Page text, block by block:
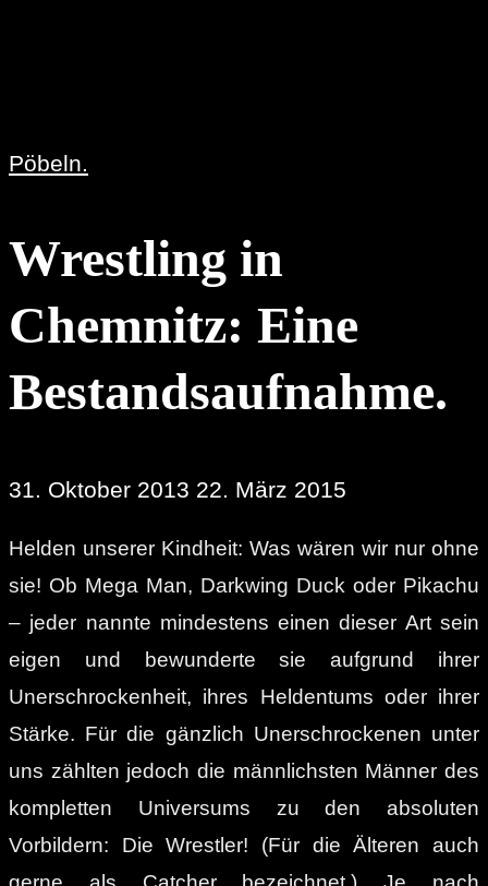
Pöbeln.
Wrestling in
Chemnitz: Eine
Bestandsaufnahme.
31. Oktober 2013 22. März 2015
Helden unserer Kindheit: Was wären wir nur ohne
sie! Ob Mega Man, Darkwing Duck oder Pikachu
– jeder nannte mindestens einen dieser Art sein
eigen und bewunderte sie aufgrund ihrer
Unerschrockenheit, ihres Heldentums oder ihrer
Stärke. Für die gänzlich Unerschrockenen unter
uns zählten jedoch die männlichsten Männer des
kompletten Universums zu den absoluten
Vorbildern: Die Wrestler! (Für die Älteren auch